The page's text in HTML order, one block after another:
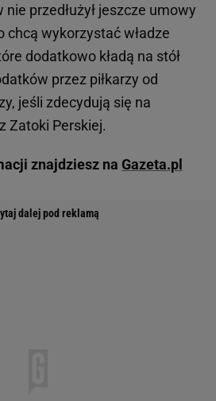
przedłużył jeszcze umowy
chcą wykorzystać władze
dodatkowo kładą na stół
przez piłkarzy od
jeśli zdecydują się na
Zatoki Perskiej.
znajdziesz na Gazeta.pl